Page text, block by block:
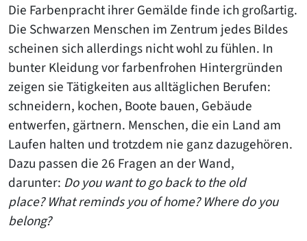
Die Farbenpracht ihrer Gemälde finde ich großartig.
Die Schwarzen Menschen im Zentrum jedes Bildes
scheinen sich allerdings nicht wohl zu fühlen. In
bunter Kleidung vor farbenfrohen Hintergründen
zeigen sie Tätigkeiten aus alltäglichen Berufen:
schneidern, kochen, Boote bauen, Gebäude
entwerfen, gärtnern. Menschen, die ein Land am
Laufen halten und trotzdem nie ganz dazugehören.
Dazu passen die 26 Fragen an der Wand,
darunter: Do you want to go back to the old
place? What reminds you of home? Where do you
belong?